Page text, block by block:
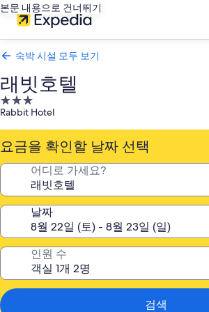
본문 내용으로 건너뛰기
숙박 시설 모두 보기
래빗호텔
3.0
성
급
숙
박
설
Rabbit Hotel
요금을 확인할 날짜 선택
어디로 가세요?
날짜
인원 수
검색